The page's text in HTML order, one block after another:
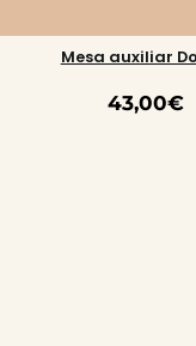
Mesa auxiliar
43,00€